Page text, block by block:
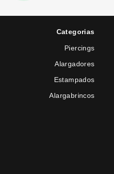
Categorias
Piercings
Alargadores
Estampados
Alargabrincos